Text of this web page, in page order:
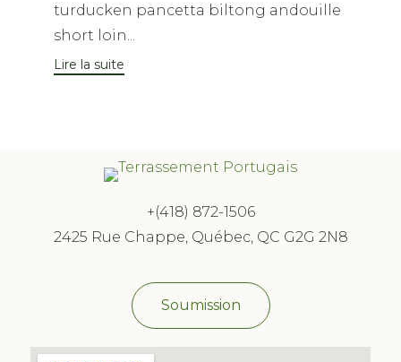
turducken pancetta biltong andouille
short loin...
Lire la suite
+(418) 872-1506
2425 Rue Chappe, Québec, QC G2G 2N8
Soumission